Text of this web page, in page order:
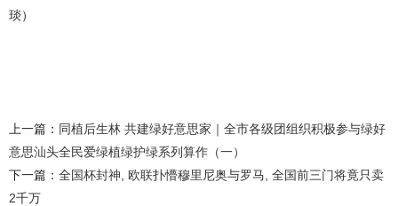
琰）
上一篇： 同植后生林 共建绿好意思家｜全市各级团组织积极参与绿好
意思汕头全民爱绿植绿护绿系列算作（一）
下一篇： 全国杯封神, 欧联扑懵穆里尼奥与罗马, 全国前三门将竟只卖
2千万